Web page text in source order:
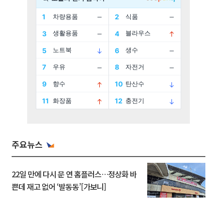
주요뉴스
22일 만에 다시 문 연 홈플러스…정상화 바
쁜데 재고 없어 ‘발동동’[가보니]